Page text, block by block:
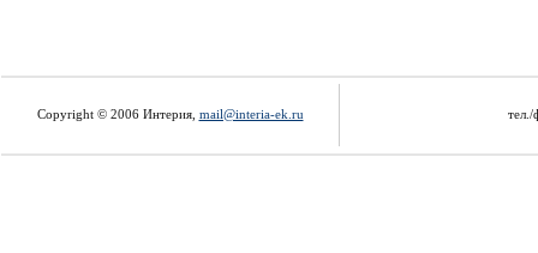
Copyright © 2006 Интерия, mail@interia-ek.ru